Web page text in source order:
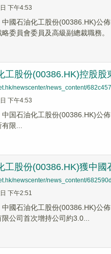
下午4:53
中國石油化工股份(00386.HK)公
委員會委員及高級副總裁職務。
工股份(00386.HK)控股股
newscenter/news_content/
下午4:53
中国石油化工股份(00386.HK)公
限...
工股份(00386.HK)獲中
newscenter/news_content/
下午2:51
中國石油化工股份(00386.HK)公
公司首次增持公司約3.0...